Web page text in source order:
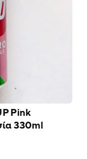
Pink
330ml